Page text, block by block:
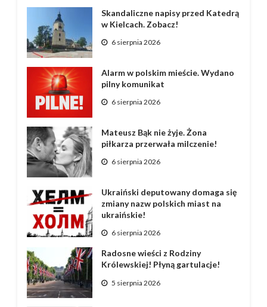
Skandaliczne napisy przed Katedrą
w Kielcach. Zobacz!
6 sierpnia 2026
Alarm w polskim mieście. Wydano
pilny komunikat
6 sierpnia 2026
Mateusz Bąk nie żyje. Żona
piłkarza przerwała milczenie!
6 sierpnia 2026
Ukraiński deputowany domaga się
zmiany nazw polskich miast na
ukraińskie!
6 sierpnia 2026
Radosne wieści z Rodziny
Królewskiej! Płyną gartulacje!
5 sierpnia 2026